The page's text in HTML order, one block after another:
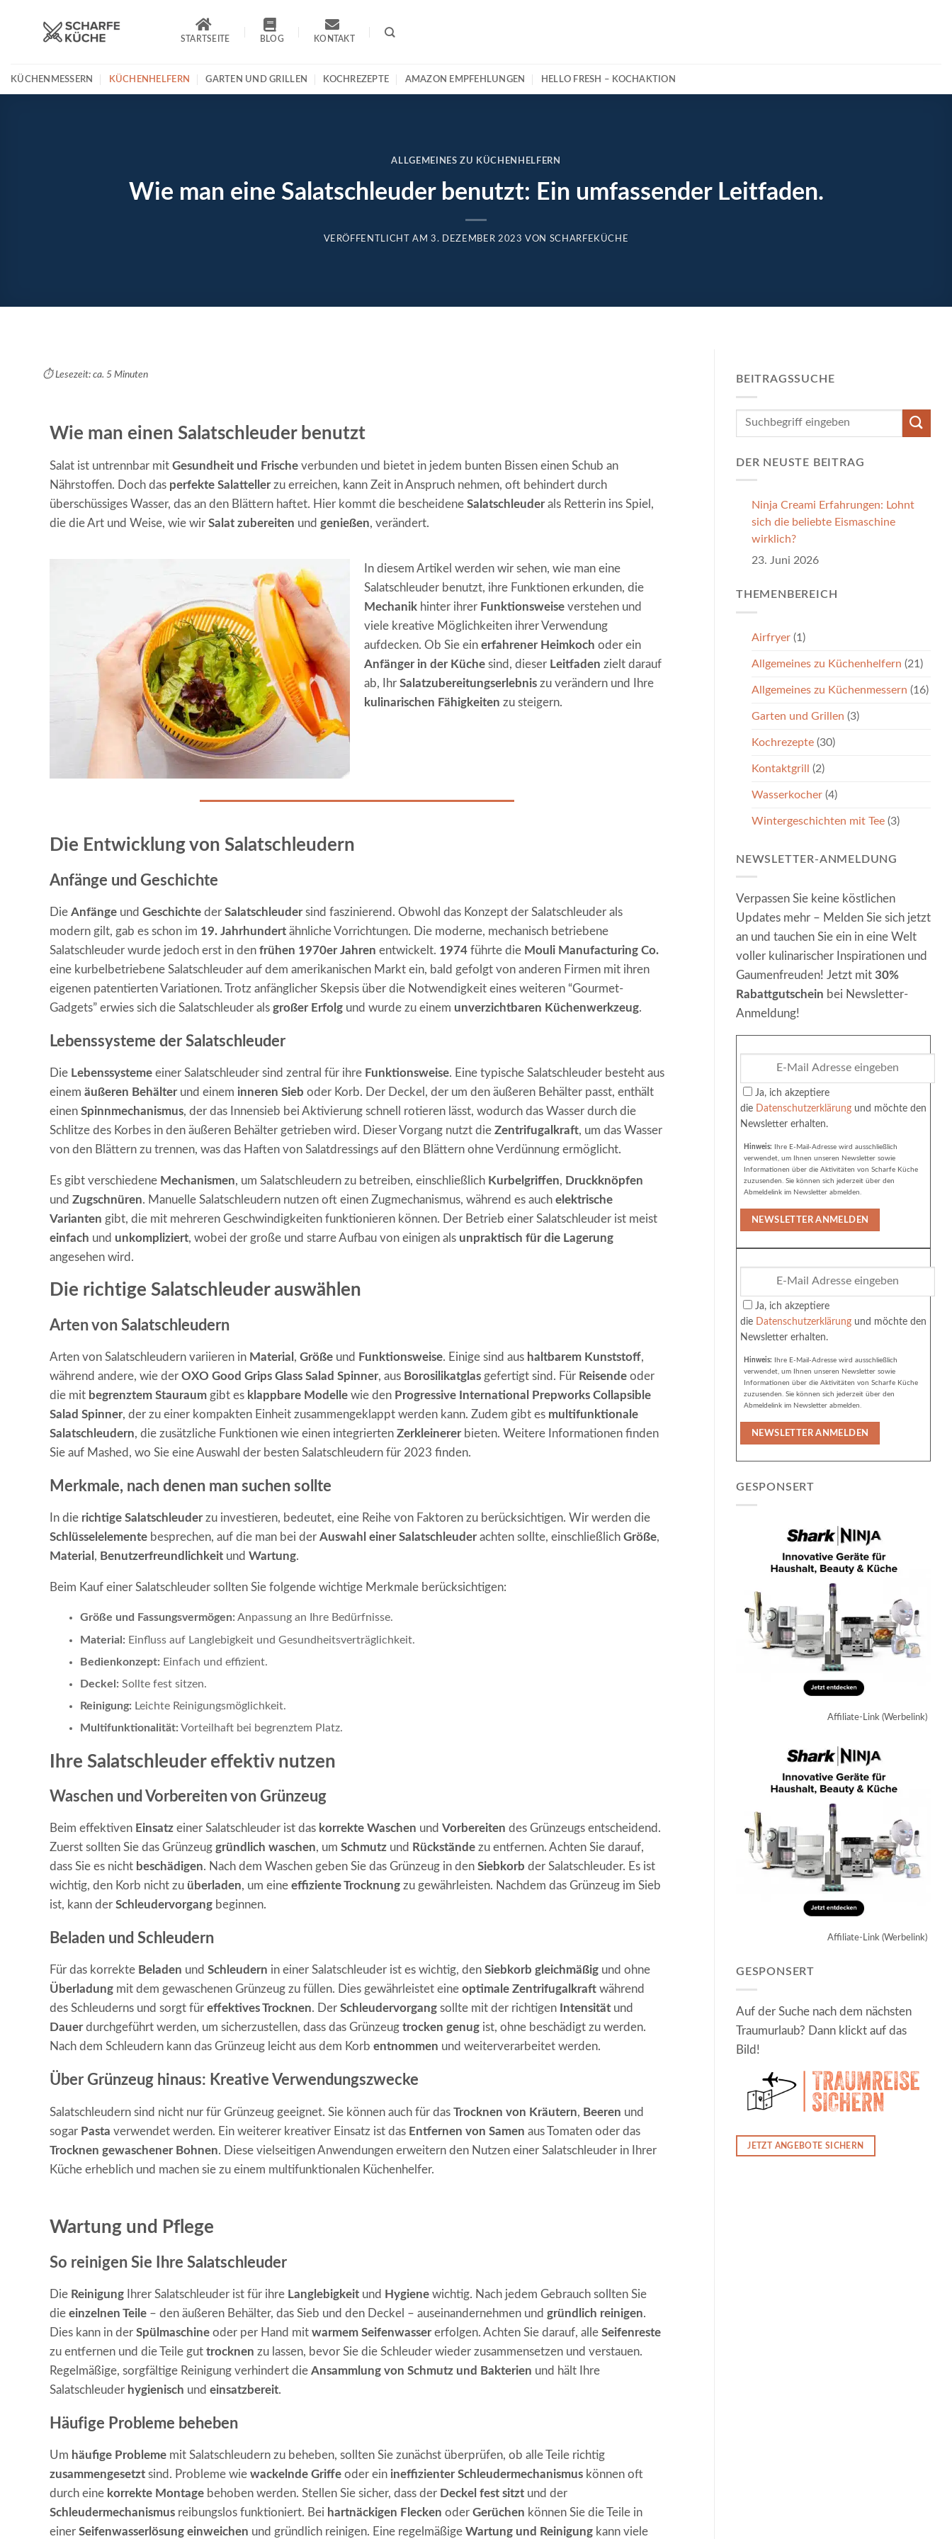
STARTSEITE BLOG KONTAKT
KÜCHENMESSERN KÜCHENHELFERN GARTEN UND GRILLEN KOCHREZEPTE AMAZON EMPFEHLUNGEN HELLO FRESH – KOCHAKTION
ALLGEMEINES ZU KÜCHENHELFERN
Wie man eine Salatschleuder benutzt: Ein umfassender Leitfaden.
VERÖFFENTLICHT AM3. DEZEMBER 2023 VON SCHARFEKÜCHE
⏱️ Lesezeit: ca. 5 Minuten
Wie man einen Salatschleuder benutzt
Salat ist untrennbar mit Gesundheit und Frische verbunden und bietet in jedem bunten Bissen einen Schub an
Nährstoffen. Doch das perfekte Salattellerzu erreichen, kann Zeit in Anspruch nehmen, oft behindert durch
überschüssiges Wasser, das an den Blättern haftet. Hier kommt die bescheidene Salatschleuderals Retterin ins Spiel,
die die Art und Weise, wie wir Salat zubereiten und genießen, verändert.
In diesem Artikel werden wir sehen, wie man eine
Salatschleuder benutzt, ihre Funktionen erkunden, die
Mechanik hinter ihrer Funktionsweise verstehen und
viele kreative Möglichkeiten ihrer Verwendung
aufdecken. Ob Sie ein erfahrener Heimkoch oder ein
Anfänger in der Küche sind, dieser Leitfaden zielt darauf
ab, Ihr Salatzubereitungserlebnis zu verändern und Ihre
kulinarischen Fähigkeiten zu steigern.
Die Entwicklung von Salatschleudern
Anfänge und Geschichte
Die Anfänge und Geschichte der Salatschleudersind faszinierend. Obwohl das Konzept der Salatschleuder als
modern gilt, gab es schon im 19. Jahrhundert ähnliche Vorrichtungen. Die moderne, mechanisch betriebene
Salatschleuder wurde jedoch erst in den frühen 1970er Jahren entwickelt. 1974 führte die Mouli Manufacturing Co.
eine kurbelbetriebene Salatschleuder auf dem amerikanischen Markt ein, bald gefolgt von anderen Firmen mit ihren
eigenen patentierten Variationen. Trotz anfänglicher Skepsis über die Notwendigkeit eines weiteren “Gourmet-
Gadgets” erwies sich die Salatschleuder als großer Erfolg und wurde zu einem unverzichtbaren Küchenwerkzeug.
Lebenssysteme der Salatschleuder
Die Lebenssysteme einer Salatschleuder sind zentral für ihre Funktionsweise. Eine typische Salatschleuder besteht aus
einem äußeren Behälterund einem inneren Sieb oder Korb. Der Deckel, der um den äußeren Behälter passt, enthält
einen Spinnmechanismus, der das Innensieb bei Aktivierung schnell rotieren lässt, wodurch das Wasser durch die
Schlitze des Korbes in den äußeren Behälter getrieben wird. Dieser Vorgang nutzt die Zentrifugalkraft, um das Wasser
von den Blättern zu trennen, was das Haften von Salatdressings auf den Blättern ohne Verdünnung ermöglicht.
Es gibt verschiedene Mechanismen, um Salatschleudern zu betreiben, einschließlich Kurbelgriffen, Druckknöpfen
und Zugschnüren. Manuelle Salatschleudern nutzen oft einen Zugmechanismus, während es auch elektrische
Varianten gibt, die mit mehreren Geschwindigkeiten funktionieren können. Der Betrieb einer Salatschleuder ist meist
einfach und unkompliziert, wobei der große und starre Aufbau von einigen als unpraktisch für die Lagerung
angesehen wird.
Die richtige Salatschleuder auswählen
Arten von Salatschleudern
Arten von Salatschleudern variieren in Material , Größe und Funktionsweise. Einige sind aus haltbarem Kunststoff,
während andere, wie der OXO Good Grips Glass Salad Spinner, aus Borosilikatglas gefertigt sind. Für Reisende oder
die mit begrenztem Stauraum gibt es klappbare Modelle wie den Progressive International Prepworks Collapsible
Salad Spinner, der zu einer kompakten Einheit zusammengeklappt werden kann. Zudem gibt es multifunktionale
Salatschleudern, die zusätzliche Funktionen wie einen integrierten Zerkleinererbieten. Weitere Informationen finden
Sie auf Mashed , wo Sie eine Auswahl der besten Salatschleudern für 2023 finden.
Merkmale, nach denen man suchen sollte
In die richtige Salatschleuderzu investieren, bedeutet, eine Reihe von Faktoren zu berücksichtigen. Wir werden die
Schlüsselelemente besprechen, auf die man bei der Auswahl einer Salatschleuderachten sollte, einschließlich Größe,
Material , Benutzerfreundlichkeit und Wartung.
Beim Kauf einer Salatschleuder sollten Sie folgende wichtige Merkmale berücksichtigen:
Größe und Fassungsvermögen: Anpassung an Ihre Bedürfnisse.
Material: Einfluss auf Langlebigkeit und Gesundheitsverträglichkeit.
Bedienkonzept: Einfach und effizient.
Deckel: Sollte fest sitzen.
Reinigung: Leichte Reinigungsmöglichkeit.
Multifunktionalität: Vorteilhaft bei begrenztem Platz.
Ihre Salatschleuder effektiv nutzen
Waschen und Vorbereiten von Grünzeug
Beim effektiven Einsatz einer Salatschleuder ist das korrekte Waschen und Vorbereiten des Grünzeugs entscheidend.
Zuerst sollten Sie das Grünzeug gründlich waschen, um Schmutz und Rückstände zu entfernen. Achten Sie darauf,
dass Sie es nicht beschädigen. Nach dem Waschen geben Sie das Grünzeug in den Siebkorb der Salatschleuder. Es ist
wichtig, den Korb nicht zu überladen, um eine effiziente Trocknung zu gewährleisten. Nachdem das Grünzeug im Sieb
ist, kann der Schleudervorgang beginnen.
Beladen und Schleudern
Für das korrekte Beladen und Schleudern in einer Salatschleuder ist es wichtig, den Siebkorb gleichmäßig und ohne
Überladung mit dem gewaschenen Grünzeug zu füllen. Dies gewährleistet eine optimale Zentrifugalkraft während
des Schleuderns und sorgt für effektives Trocknen. Der Schleudervorgang sollte mit der richtigen Intensität und
Dauerdurchgeführt werden, um sicherzustellen, dass das Grünzeug trocken genug ist, ohne beschädigt zu werden.
Nach dem Schleudern kann das Grünzeug leicht aus dem Korb entnommen und weiterverarbeitet werden.
Über Grünzeug hinaus: Kreative Verwendungszwecke
Salatschleudern sind nicht nur für Grünzeug geeignet. Sie können auch für das Trocknen von Kräutern, Beeren und
sogar Pasta verwendet werden. Ein weiterer kreativer Einsatz ist das Entfernen von Samen aus Tomaten oder das
Trocknen gewaschener Bohnen. Diese vielseitigen Anwendungen erweitern den Nutzen einer Salatschleuder in Ihrer
Küche erheblich und machen sie zu einem multifunktionalen Küchenhelfer.
Wartung und Pflege
So reinigen Sie Ihre Salatschleuder
Die Reinigung Ihrer Salatschleuder ist für ihre Langlebigkeit und Hygiene wichtig. Nach jedem Gebrauch sollten Sie
die einzelnen Teile – den äußeren Behälter, das Sieb und den Deckel – auseinandernehmen und gründlich reinigen.
Dies kann in der Spülmaschine oder per Hand mit warmem Seifenwassererfolgen. Achten Sie darauf, alle Seifenreste
zu entfernen und die Teile gut trocknen zu lassen, bevor Sie die Schleuder wieder zusammensetzen und verstauen.
Regelmäßige, sorgfältige Reinigung verhindert die Ansammlung von Schmutz und Bakterien und hält Ihre
Salatschleuder hygienisch und einsatzbereit.
Häufige Probleme beheben
Um häufige Probleme mit Salatschleudern zu beheben, sollten Sie zunächst überprüfen, ob alle Teile richtig
zusammengesetzt sind. Probleme wie wackelnde Griffe oder ein ineffizienter Schleudermechanismus können oft
durch eine korrekte Montage behoben werden. Stellen Sie sicher, dass der Deckel fest sitzt und der
Schleudermechanismus reibungslos funktioniert. Bei hartnäckigen Flecken oder Gerüchen können Sie die Teile in
einer Seifenwasserlösung einweichen und gründlich reinigen. Eine regelmäßige Wartung und Reinigung kann viele
BEITRAGSSUCHE
DER NEUSTE BEITRAG
Ninja Creami Erfahrungen: Lohnt
sich die beliebte Eismaschine
wirklich?
23. Juni 2026
THEMENBEREICH
Airfryer (1)
Allgemeines zu Küchenhelfern (21)
Allgemeines zu Küchenmessern (16)
Garten und Grillen (3)
Kochrezepte (30)
Kontaktgrill (2)
Wasserkocher (4)
Wintergeschichten mit Tee (3)
NEWSLETTER-ANMELDUNG
Verpassen Sie keine köstlichen
Updates mehr – Melden Sie sich jetzt
an und tauchen Sie ein in eine Welt
voller kulinarischer Inspirationen und
Gaumenfreuden! Jetzt mit 30%
Rabattgutschein bei Newsletter-
Anmeldung!
Ja, ich akzeptiere
die
Datenschutzerklärung und möchte den
Newsletter erhalten.
Hinweis: Ihre E-Mail-Adresse wird ausschließlich
verwendet, um Ihnen unseren Newsletter sowie
Informationen über die Aktivitäten von Scharfe Küche
zuzusenden. Sie können sich jederzeit über den
Abmeldelink im Newsletter abmelden.
Ja, ich akzeptiere
die
Datenschutzerklärung und möchte den
Newsletter erhalten.
Hinweis: Ihre E-Mail-Adresse wird ausschließlich
verwendet, um Ihnen unseren Newsletter sowie
Informationen über die Aktivitäten von Scharfe Küche
zuzusenden. Sie können sich jederzeit über den
Abmeldelink im Newsletter abmelden.
GESPONSERT
Affiliate-Link (Werbelink)
Affiliate-Link (Werbelink)
GESPONSERT
Auf der Suche nach dem nächsten
Traumurlaub? Dann klickt auf das
Bild!
JETZT ANGEBOTE SICHERN